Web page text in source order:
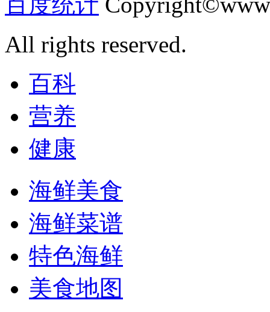
All rights reserved.
百科
营养
健康
海鲜美食
海鲜菜谱
特色海鲜
美食地图